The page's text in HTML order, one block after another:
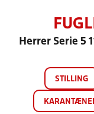
Herrer Serie 5
STILLING